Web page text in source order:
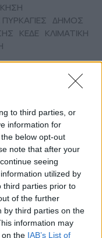
to third parties, or
information for
below opt-out
note that after your
seeing
utilized by
third parties prior to
of the further
by third parties on the
information may
on the IAB’s List of
ΔΗΜΟΣ
ΚΕΔΕ ΚΛΙΜΑΤΙΚΗ
ΝΟΗΜΟΣΥΝΗ